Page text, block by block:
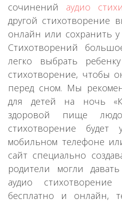
сочинений аудио
другой стихотворение
онлайн или сохранить
Стихотворений
легко выбрать
стихотворение, чтобы
перед сном. Мы
для детей на ночь
здоровой пище
стихотворение
мобильном телефоне
сайт специально
родители могли
аудио
бесплатно и онлайн,